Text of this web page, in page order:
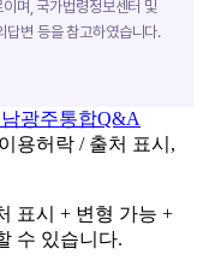
며, 국가법령정보센터 및
답변 등을 참고하였습니다.
광주통합Q&A
표시 + 변형 가능 +
수 있습니다.